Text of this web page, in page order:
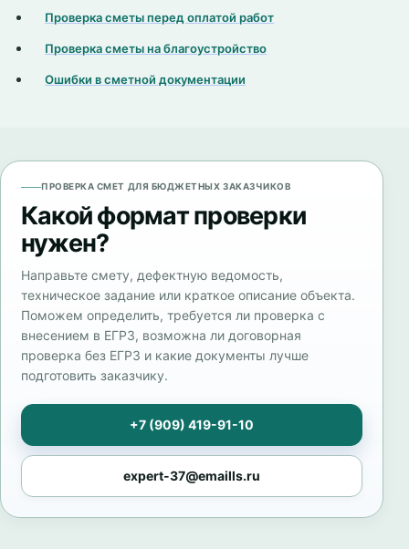
Проверка сметы перед оплатой работ
Проверка сметы на благоустройство
Ошибки в сметной документации
ПРОВЕРКА СМЕТ ДЛЯ БЮДЖЕТНЫХ ЗАКАЗЧИКОВ
Какой формат проверки
нужен?
Направьте смету, дефектную ведомость,
техническое задание или краткое описание объекта.
Поможем определить, требуется ли проверка с
внесением в ЕГРЗ, возможна ли договорная
проверка без ЕГРЗ и какие документы лучше
подготовить заказчику.
+7 (909) 419-91-10
expert-37@emaills.ru